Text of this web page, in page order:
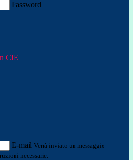
Password
CIE
E-mail Verrà inviato un messaggio
necessarie.